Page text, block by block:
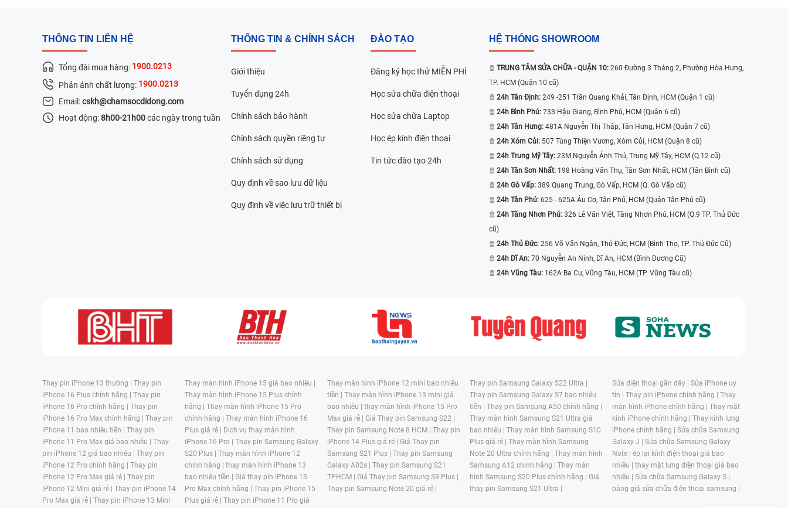
THÔNG TIN LIÊN HỆ
Tổng đài mua hàng: 1900.0213
Phản ánh chất lượng: 1900.0213
Email:cskh@chamsocdidong.com
Hoạt động:8h00-21h00các ngày trong tuần
THÔNG TIN & CHÍNH SÁCH
Giới thiệu
Tuyển dụng 24h
Chính sách bảo hành
Chính sách quyền riêng tư
Chính sách sử dụng
Quy định về sao lưu dữ liệu
Quy định về việc lưu trữ thiết bị
ĐÀO TẠO
Đăng ký học thử MIỄN PHÍ
Học sửa chữa điện thoại
Học sửa chữa Laptop
Học ép kính điện thoại
Tin tức đào tạo 24h
HỆ THỐNG SHOWROOM
TRUNG TÂM SỬA CHỮA - QUẬN 10: 260 Đường 3 Tháng 2, Phường Hòa Hưng,
TP. HCM (Quận 10 cũ)
24h Tân Định: 249 -251 Trần Quang Khải, Tân Định, HCM (Quận 1 cũ)
24h Bình Phú: 733 Hậu Giang, Bình Phú, HCM (Quận 6 cũ)
24h Tân Hưng: 481A Nguyễn Thị Thập, Tân Hưng, HCM (Quận 7 cũ)
24h Xóm Củi: 507 Tùng Thiện Vương, Xóm Củi, HCM (Quận 8 cũ)
24h Trung Mỹ Tây: 23M Nguyễn Ảnh Thủ, Trung Mỹ Tây, HCM (Q.12 cũ)
24h Tân Sơn Nhất: 198 Hoàng Văn Thụ, Tân Sơn Nhất, HCM (Tân Bình cũ)
24h Gò Vấp: 389 Quang Trung, Gò Vấp, HCM (Q. Gò Vấp cũ)
24h Tân Phú: 625 - 625A Âu Cơ, Tân Phú, HCM (Quận Tân Phú cũ)
24h Tăng Nhơn Phú: 326 Lê Văn Việt, Tăng Nhơn Phú, HCM (Q.9 TP. Thủ Đức
cũ)
24h Thủ Đức: 256 Võ Văn Ngân, Thủ Đức, HCM (Bình Thọ, TP. Thủ Đức Cũ)
24h Dĩ An: 70 Nguyễn An Ninh, Dĩ An, HCM (Bình Dương Cũ)
24h Vũng Tàu: 162A Ba Cu, Vũng Tàu, HCM (TP. Vũng Tàu cũ)
Thay pin iPhone 13 thường | Thay pin
iPhone 16 Plus chính hãng | Thay pin
iPhone 16 Pro chính hãng | Thay pin
iPhone 16 Pro Max chính hãng | Thay pin
iPhone 11 bao nhiêu tiền | Thay pin
iPhone 11 Pro Max giá bao nhiêu | Thay
pin iPhone 12 giá bao nhiêu | Thay pin
iPhone 12 Pro chính hãng | Thay pin
iPhone 12 Pro Max giá rẻ | Thay pin
iPhone 12 Mini giá rẻ | Thay pin iPhone 14
Pro Max giá rẻ | Thay pin iPhone 13 Mini
Thay màn hình iPhone 15 giá bao nhiêu |
Thay màn hình iPhone 15 Plus chính
hãng | Thay màn hình iPhone 15 Pro
chính hãng | Thay màn hình iPhone 16
Plus giá rẻ | Dịch vụ thay màn hình
iPhone 16 Pro | Thay pin Samsung Galaxy
S20 Plus | Thay màn hình iPhone 12
chính hãng | thay màn hình iPhone 13
bao nhiêu tiền | Giá thay pin iPhone 13
Pro Max chính hãng | Thay pin iPhone 15
Plus giá rẻ | Thay pin iPhone 11 Pro giá
Thay màn hình iPhone 12 mini bao nhiêu
tiền | Thay màn hình iPhone 13 mini giá
bao nhiêu | thay màn hình iPhone 15 Pro
Max giá rẻ | Giá Thay pin Samsung S22 |
Thay pin Samsung Note 8 HCM | Thay pin
iPhone 14 Plus giá rẻ | Giá Thay pin
Samsung S21 Plus | Thay pin Samsung
Galaxy A02s | Thay pin Samsung S21
TPHCM | Giá Thay pin Samsung S9 Plus |
Thay pin Samsung Note 20 giá rẻ |
Thay pin Samsung Galaxy S22 Ultra |
Thay pin Samsung Galaxy S7 bao nhiêu
tiền | Thay pin Samsung A50 chính hãng |
Thay màn hình Samsung S21 Ultra giá
bao nhiêu | Thay màn hình Samsung S10
Plus giá rẻ | Thay màn hình Samsung
Note 20 Ultra chính hãng | Thay màn hình
Samsung A12 chính hãng | Thay màn
hình Samsung S20 Plus chính hãng | Giá
thay pin Samsung S21 Ultra |
Sửa điện thoại gần đây | Sửa iPhone uy
tín | Thay pin iPhone chính hãng | Thay
màn hình iPhone chính hãng | Thay mặt
kính iPhone chính hãng | Thay kính lưng
iPhone chính hãng | Sửa chữa Samsung
Galaxy J | Sửa chữa Samsung Galaxy
Note | ép lại kính điện thoại giá bao
nhiêu | thay mặt lưng điện thoại giá bao
nhiêu | Sửa chữa Samsung Galaxy S |
bảng giá sửa chữa điện thoại samsung |